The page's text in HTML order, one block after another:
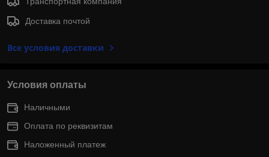
Доставка почтой
Все условия доставки
Условия оплаты
Наличными
Оплата по реквизитам
Наложенный платеж